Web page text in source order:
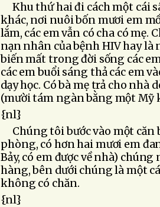
Khu thứ hai đi cách một cái
khác, nơi nuôi bốn mươi em
lắm, các em vẫn có cha có mẹ.
nạn nhân của bệnh HIV hay là
biến mất trong đời sống các
các em buổi sáng thả các em
dạy học. Có bà mẹ trả cho
(mười tám ngàn bằng một Mỹ
{nl}
Chúng tôi bước vào một căn
phòng, có hơn hai mươi em
Bảy, có em được về nhà)
hàng, bên dưới chúng là một
không có chăn.
{nl}